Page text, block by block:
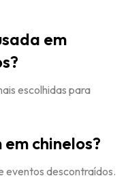
em
escolhidas para
chinelos?
eventos descontraídos.